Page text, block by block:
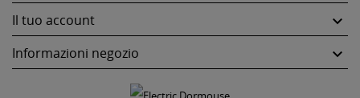
Il tuo account 
Informazioni negozio 